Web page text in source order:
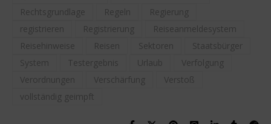
Rechtsgrundlage
Regeln
Regierung
registrieren
Registrierung
Reiseanmeldesystem
Reisehinweise
Reisen Sektoren
Staatsbürger
System
Testergebnis Urlaub
Verfolgung
Verordnungen
Verschärfung
Verstoß
vollständig geimpft